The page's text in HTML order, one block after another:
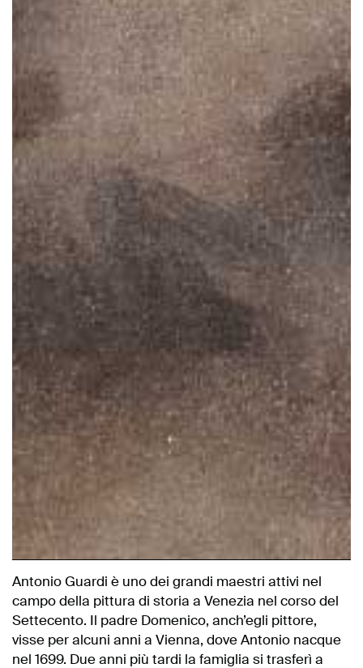
Antonio Guardi è uno dei grandi maestri attivi nel
campo della pittura di storia a Venezia nel corso del
Settecento. Il padre Domenico, anch’egli pittore,
visse per alcuni anni a Vienna, dove Antonio nacque
nel 1699. Due anni più tardi la famiglia si trasferì a